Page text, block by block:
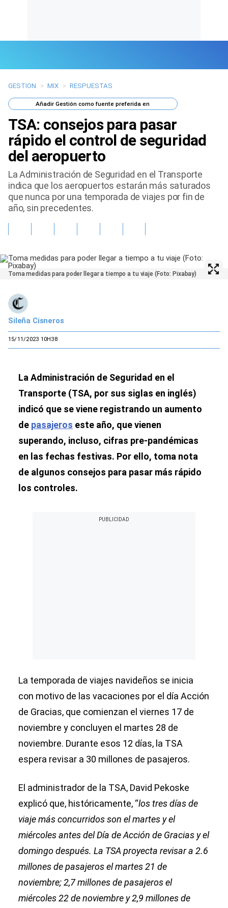
Últimas Noticias
Mi Bolsillo
Respuestas
Gente
Vida Laboral
Tendencias Mix
GESTION > MIX > RESPUESTAS
AñadirGestión como fuente preferida en
TSA: consejos para pasar
rápido el control de seguridad
del aeropuerto
La Administración de Seguridad en el Transporte
indica que los aeropuertos estarán más saturados
que nunca por una temporada de viajes por fin de
año, sin precedentes.
Toma medidas para poder llegar a tiempo a tu viaje (Foto: Pixabay)
Sileña Cisneros
15/11/2023 10H38
La Administración de Seguridad en el
Transporte (TSA, por sus siglas en inglés)
indicó que se viene registrando un aumento
de pasajeros este año, que vienen
superando, incluso, cifras pre-pandémicas
en las fechas festivas. Por ello, toma nota
de algunos consejos para pasar más rápido
los controles.
La temporada de viajes navideños se inicia
con motivo de las vacaciones por el día Acción
de Gracias, que comienzan el viernes 17 de
noviembre y concluyen el martes 28 de
noviembre. Durante esos 12 días, la TSA
espera revisar a 30 millones de pasajeros.
El administrador de la TSA, David Pekoske
explicó que, históricamente, “los tres días de
viaje más concurridos son el martes y el
miércoles antes del Día de Acción de Gracias y el
domingo después. La TSA proyecta revisar a 2.6
millones de pasajeros el martes 21 de
noviembre; 2,7 millones de pasajeros el
miércoles 22 de noviembre y 2,9 millones de